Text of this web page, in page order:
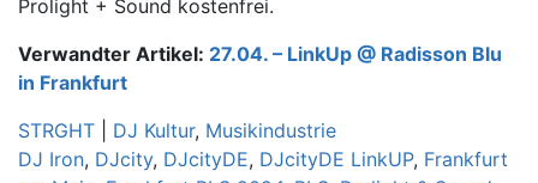
Prolight + Sound kostenfrei.
Verwandter Artikel: 27.04. – LinkUp @ Radisson Blu
in Frankfurt
STRGHT
DJ Kultur, Musikindustrie
DJ Iron, DJcity, DJcityDE, DJcityDE LinkUP, Frankfurt